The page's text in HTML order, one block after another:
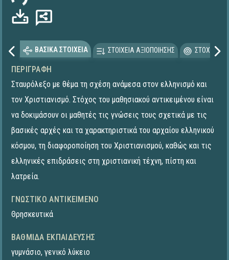
ΒΑΣΙΚΑ ΣΤΟΙΧΕΙΑ ΣΤΟΙΧΕΙΑ ΑΞΙΟΠΟΙΗΣΗΣ
ΠΕΡΙΓΡΑΦΉ
Σταυρόλεξο με θέμα τη σχέση ανάμεσα στον ελληνισμό και
τον Χριστιανισμό. Στόχος του μαθησιακού αντικειμένου είναι
να δοκιμάσουν οι μαθητές τις γνώσεις τους σχετικά με τις
βασικές αρχές και τα χαρακτηριστικά του αρχαίου ελληνικού
κόσμου, τη διαφοροποίηση του Χριστιανισμού, καθώς και τις
ελληνικές επιδράσεις στη χριστιανική τέχνη, πίστη και
λατρεία.
ΓΝΩΣΤΙΚΌ ΑΝΤΙΚΕΊΜΕΝΟ
Θρησκευτικά
ΒΑΘΜΊΔΑ ΕΚΠΑΊΔΕΥΣΗΣ
γυμνάσιο, γενικό λύκειο